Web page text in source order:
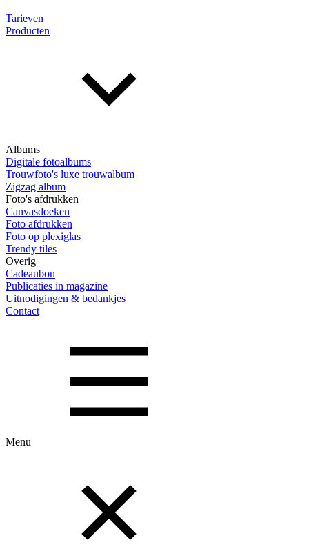
Tarieven
Producten
Albums
Digitale fotoalbums
Trouwfoto's luxe trouwalbum
Zigzag album
Foto's afdrukken
Canvasdoeken
Foto afdrukken
Foto op plexiglas
Trendy tiles
Overig
Cadeaubon
Publicaties in magazine
Uitnodigingen & bedankjes
Contact
Menu